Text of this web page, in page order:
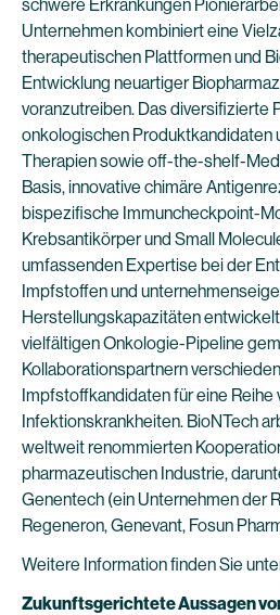
schwere Erkrankungen
Unternehmen kombiniert eine
therapeutischen Plattformen und
Entwicklung neuartiger
voranzutreiben. Das diversifizierte
onkologischen Produktkandidaten
Therapien sowie off-the-shelf-
Basis, innovative chimäre
bispezifische Immuncheckpoint-
Krebsantikörper und Small
umfassenden Expertise bei der
Impfstoffen und
Herstellungskapazitäten
vielfältigen Onkologie-Pipeline
Kollaborationspartnern
Impfstoffkandidaten für eine Reihe
Infektionskrankheiten. BioNTech
weltweit renommierten
pharmazeutischen Industrie,
Genentech (ein Unternehmen der
Regeneron, Genevant, Fosun
Weitere Information finden Sie
Zukunftsgerichtete Aussagen